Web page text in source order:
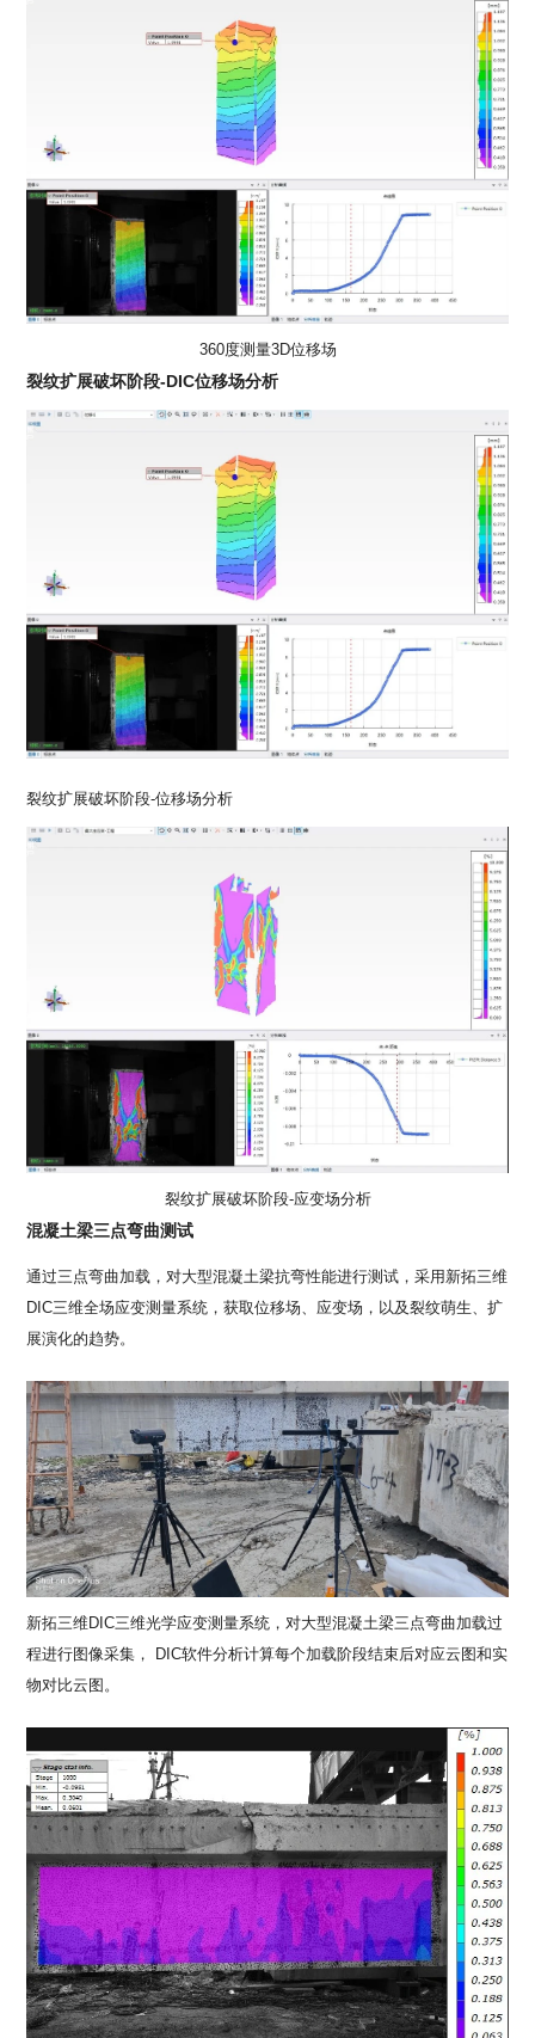
360度测量3D位移场
裂纹扩展破坏阶段-DIC位移场分析
裂纹扩展破坏阶段-位移场分析
裂纹扩展破坏阶段-应变场分析
混凝土梁三点弯曲测试
通过三点弯曲加载，对大型混凝土梁抗弯性能进行测试，采用新拓三维
DIC三维全场应变测量系统，获取位移场、应变场，以及裂纹萌生、扩
展演化的趋势。
新拓三维DIC三维光学应变测量系统，对大型混凝土梁三点弯曲加载过
程进行图像采集， DIC软件分析计算每个加载阶段结束后对应云图和实
物对比云图。